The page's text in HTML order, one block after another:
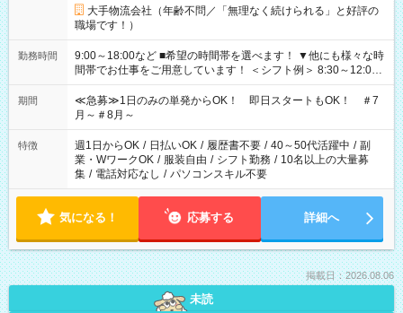
大手物流会社（年齢不問／「無理なく続けられる」と好評の
職場です！）
勤務時間
9:00～18:00など ■希望の時間帯を選べます！ ▼他にも様々な時
間帯でお仕事をご用意しています！ ＜シフト例＞ 8:30～12:00
17:00～22:00 13:00～22:00 22:00～翌6:00 など
期間
≪急募≫1日のみの単発からOK！ 即日スタートもOK！ ＃7
月～＃8月～
特徴 週1日からOK / 日払いOK / 履歴書不要 / 40～50代活躍中 / 副
業・WワークOK / 服装自由 / シフト勤務 / 10名以上の大量募
集 / 電話対応なし / パソコンスキル不要
気になる！ 応募する 詳細へ
掲載日：2026.08.06
未読